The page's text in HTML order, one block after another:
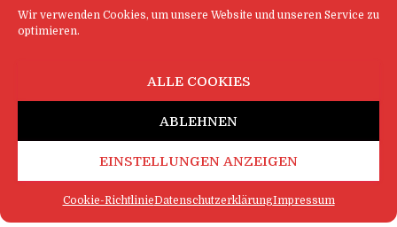
Wir verwenden Cookies, um unsere Website und unseren Service zu
optimieren.
ALLE COOKIES
ABLEHNEN
EINSTELLUNGEN ANZEIGEN
Cookie-RichtlinieDatenschutzerklärungImpressum